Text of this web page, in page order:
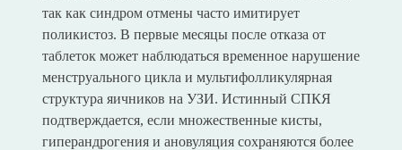
так как синдром отмены часто имитирует
поликистоз. В первые месяцы после отказа от
таблеток может наблюдаться временное нарушение
менструального цикла и мультифолликулярная
структура яичников на УЗИ. Истинный СПКЯ
подтверждается, если множественные кисты,
гиперандрогения и ановуляция сохраняются более